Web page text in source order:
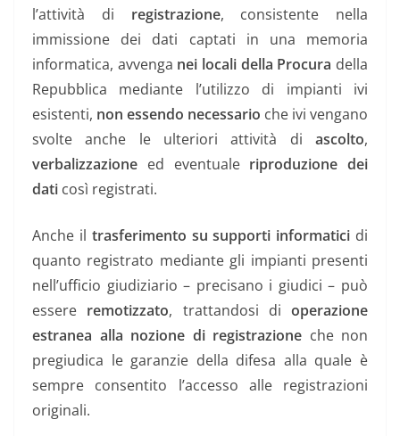
l’attività di registrazione, consistente nella
immissione dei dati captati in una memoria
informatica, avvenga nei locali della Procura della
Repubblica mediante l’utilizzo di impianti ivi
esistenti, non essendo necessario che ivi vengano
svolte anche le ulteriori attività di ascolto,
verbalizzazione ed eventuale riproduzione dei
dati così registrati.
Anche il trasferimento su supporti informatici di
quanto registrato mediante gli impianti presenti
nell’ufficio giudiziario – precisano i giudici – può
essere remotizzato, trattandosi di operazione
estranea alla nozione di registrazione che non
pregiudica le garanzie della difesa alla quale è
sempre consentito l’accesso alle registrazioni
originali.